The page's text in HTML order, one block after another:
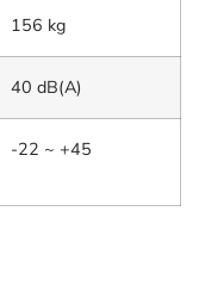
156 kg
40 dB(A)
-22 ~ +45